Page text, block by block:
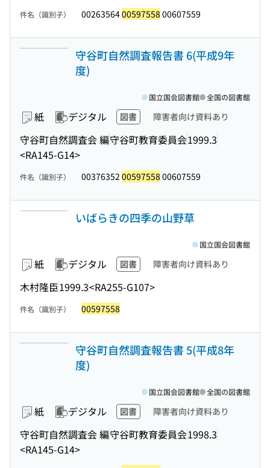
件名（識別子） 0026356400597558 00607559
守谷町自然調査報告書 6(平成9年
度)
紙 デジタル 図書 障害者向け資料あり
守谷町自然調査会 編守谷町教育委員会1999.3
<RA145-G14>
国立国会図書館 全国の図書館
件名（識別子） 00376352 00597558 00607559
いばらきの四季の山野草
紙 デジタル 図書 障害者向け資料あり
木村隆臣1999.3<RA255-G107>
国立国会図書館
件名（識別子） 00597558
守谷町自然調査報告書 5(平成8年
度)
紙 デジタル 図書 障害者向け資料あり
守谷町自然調査会 編守谷町教育委員会1998.3
<RA145-G14>
国立国会図書館 全国の図書館